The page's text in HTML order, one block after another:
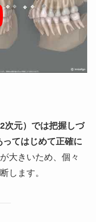
次元）では把握しづ
てはじめて正確に
大きいため、個々
します。